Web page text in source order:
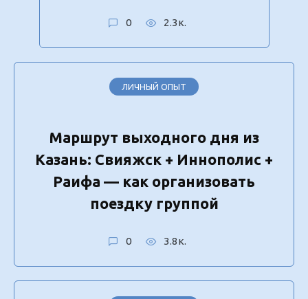
0 2.3к.
ЛИЧНЫЙ ОПЫТ
Маршрут выходного дня из
Казань: Свияжск + Иннополис +
Раифа — как организовать
поездку группой
0 3.8к.